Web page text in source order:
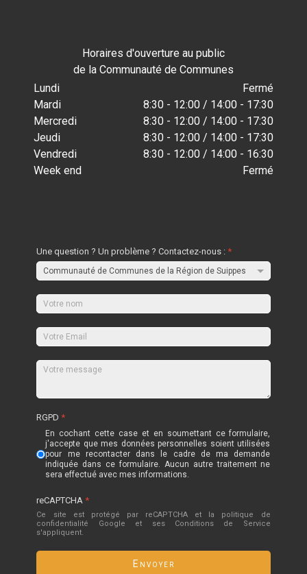
Horaires d'ouverture au public
de la Communauté de Communes
Lundi
Fermé
Mardi
8:30 - 12:00 / 14:00 - 17:30
Mercredi
8:30 - 12:00 / 14:00 - 17:30
Jeudi
8:30 - 12:00 / 14:00 - 17:30
Vendredi
8:30 - 12:00 / 14:00 - 16:30
Week end
Fermé
Une question ? Un problème ? Contactez-nous :*
RGPD*
En cochant cette case et en soumettant ce formulaire,
j'accepte que mes données personnelles soient utilisées
pour me recontacter dans le cadre de ma demande
indiquée dans ce formulaire. Aucun autre traitement ne
sera effectué avec mes informations.
reCAPTCHA*
Ce site est protégé par reCAPTCHA et la politique de
confidentialité Google et
ses Conditions de Service
s'appliquent.
Envoyer